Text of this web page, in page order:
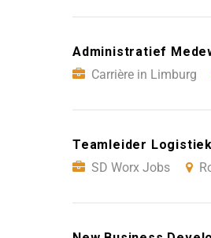
Administratief
Carrière in Limburg
Teamleider
SD Worx Jobs